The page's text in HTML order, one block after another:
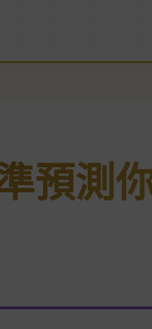
預測